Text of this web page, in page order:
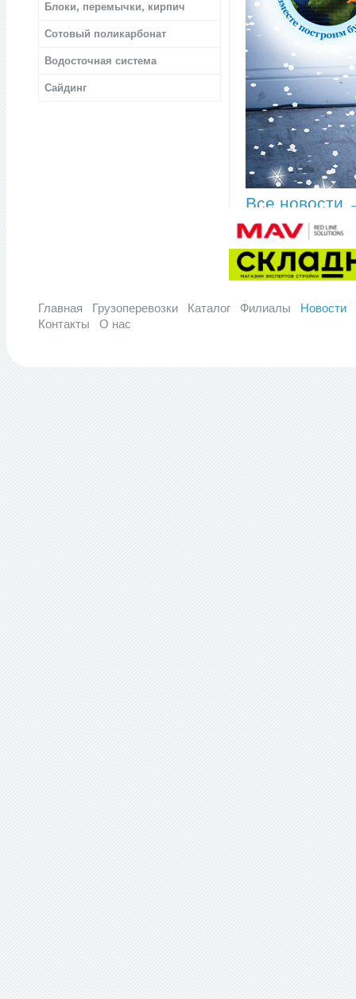
Блоки, перемычки, кирпич
Сотовый поликарбонат
Водосточная система
Сайдинг
Все новости
Главная Грузоперевозки Каталог Филиалы
Новости
Контакты
О нас